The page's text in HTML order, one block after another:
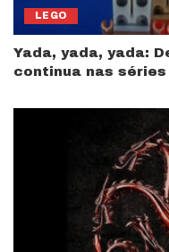
LEGO
Yada, yada, yada:
continua nas